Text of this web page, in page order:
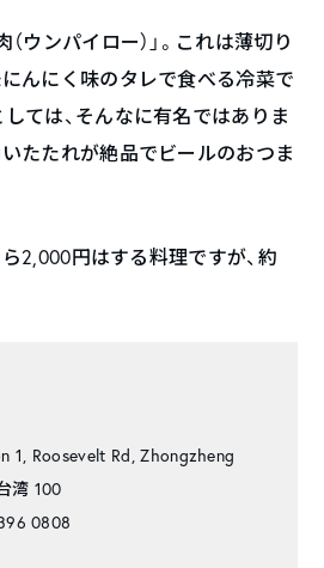
（ウンパイロー）」。これは薄切り
んにく味のタレで食べる冷菜で
ては、そんなに有名ではありま
たたれが絶品でビールのおつま
2,000円はする料理ですが、約
1, Roosevelt Rd, Zhongzheng
湾 100
0808